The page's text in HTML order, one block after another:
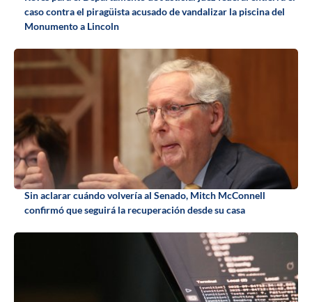
caso contra el piragüista acusado de vandalizar la piscina del
Monumento a Lincoln
Sin aclarar cuándo volvería al Senado, Mitch McConnell
confirmó que seguirá la recuperación desde su casa